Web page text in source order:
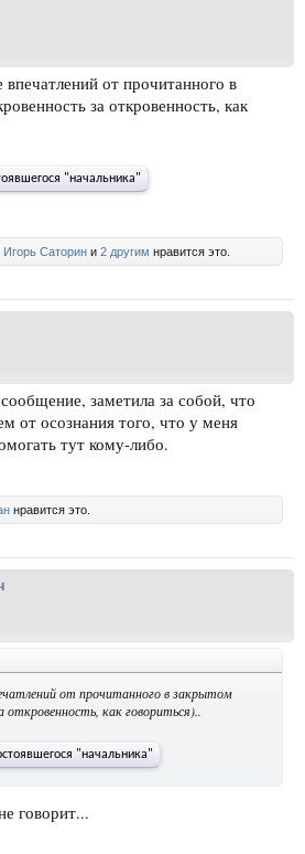
от прочитанного в
за откровенность, как
"начальника"
Игорь Саторин и 2 другим нравится это.
заметила за собой, что
от осознания того, что у меня
тут кому-либо.
нравится это.
от прочитанного в закрытом
откровенность, как говориться)..
"начальника"
говорит...